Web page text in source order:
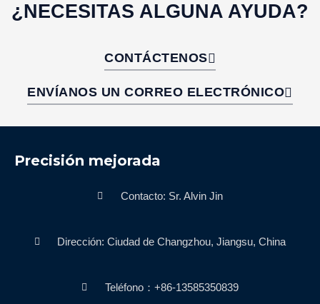
¿NECESITAS ALGUNA AYUDA?
CONTÁCTENOS
ENVÍANOS UN CORREO ELECTRÓNICO
Precisión mejorada
Contacto: Sr. Alvin Jin
Dirección: Ciudad de Changzhou, Jiangsu, China
Teléfono：+86-13585350839